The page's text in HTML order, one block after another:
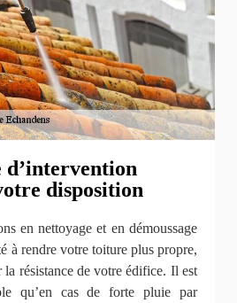
d’intervention
disposition
en nettoyage et en démoussage
à rendre votre toiture plus propre,
la résistance de votre édifice. Il est
qu’en cas de forte pluie par